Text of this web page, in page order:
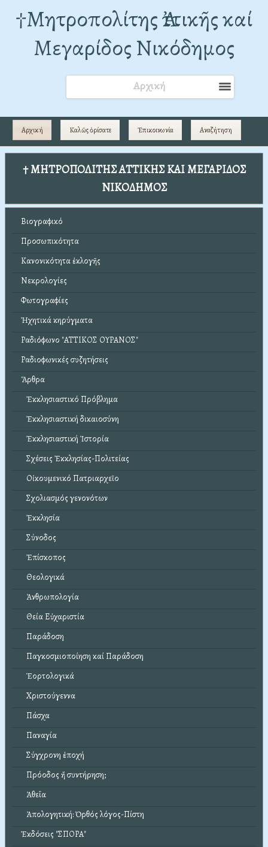
†Mητροπολίτης Ἀττικῆς καί
Μεγαρίδος Νικόδημος
Αρχική
Αρχική Καλῶς ὁρίσατε Ἐπικοινωνία Αναζήτηση
† ΜΗΤΡΟΠΟΛΙΤΗΣ ΑΤΤΙΚΗΣ ΚΑΙ ΜΕΓΑΡΙΔΟΣ
ΝΙΚΟΔΗΜΟΣ
Βιογραφικό
Προσωπικότητα
Κανονικότητα ἐκλογῆς
Νεκρολογίες
Φωτογραφίες
Ἠχητικά κηρύγματα
Ραδιόφωνο "ΑΤΤΙΚΟΣ ΟΥΡΑΝΟΣ"
Ραδιοφωνικές συζητήσεις
Ἄρθρα
Ἐκκλησιαστικό Πρόβλημα
Ἐκκλησιαστική δικαιοσύνη
Ἐκκλησιαστική Ἱστορία
Σχέσεις Ἐκκλησίας-Πολιτείας
Οἰκουμενικό Πατριαρχεῖο
Σχολιασμός γενονότων
Ἐκκλησία
Σύνοδος
Ἐπίσκοπος
Θεολογικά
Ἀνθρωπολογία
Θεία Εὐχαριστία
Παράδοση
Παγκοσμιοποίηση καί Παράδοση
Ἑορτολογικά
Χριστούγεννα
Πάσχα
Παναγία
Σύγχρονη ἐποχή
Πρόοδος ἤ συντήρηση;
Ἀθεΐα
Ἀπολογητική: Ὀρθός λόγος-Πίστη
Ἐκδόσεις "ΣΠΟΡΑ"